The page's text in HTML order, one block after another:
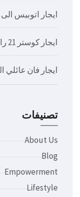
ايجار اتوبيس
ايجار كوستر 21 راكب الى بورسعيد
ايجار فان عائلي
تصنيفات
About Us
Blog
Empowerment
Lifestyle